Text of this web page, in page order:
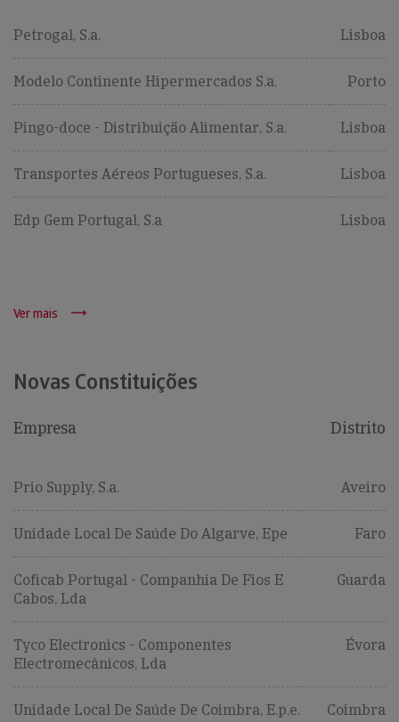
Petrogal, S.a. Lisboa
Modelo Continente Hipermercados S.a. Porto
Pingo-doce - Distribuição Alimentar, S.a. Lisboa
Transportes Aéreos Portugueses, S.a. Lisboa
Edp Gem Portugal, S.a Lisboa
Ver mais
Novas Constituições
Empresa Distrito
Prio Supply, S.a. Aveiro
Unidade Local De Saúde Do Algarve, Epe Faro
Coficab Portugal - Companhia De Fios E
Cabos, Lda
Guarda
Tyco Electronics - Componentes
Electromecânicos, Lda
Évora
Unidade Local De Saúde De Coimbra, E.p.e. Coimbra